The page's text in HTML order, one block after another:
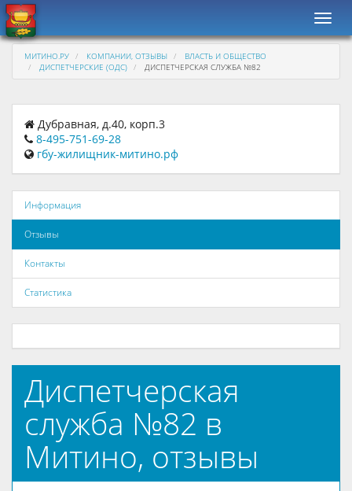
МИТИНО.РУ КОМПАНИИ, ОТЗЫВЫ
ВЛАСТЬ И ОБЩЕСТВО
ДИСПЕТЧЕРСКИЕ (ОДС)
ДИСПЕТЧЕРСКАЯ СЛУЖБА №82
Дубравная, д.40, корп.3
8-495-751-69-28
гбу-жилищник-митино.рф
Информация
Отзывы
Контакты
Статистика
Диспетчерская
служба №82 в
Митино, отзывы